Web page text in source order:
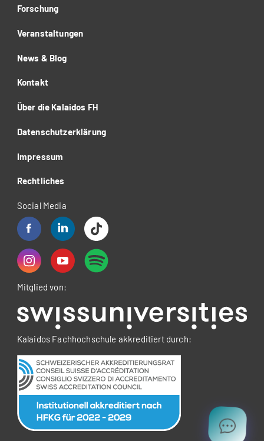
Forschung
Veranstaltungen
News & Blog
Kontakt
Über die Kalaidos FH
Datenschutzerklärung
Impressum
Rechtliches
Social Media
Mitglied von:
Kalaidos Fachhochschule akkreditiert durch: